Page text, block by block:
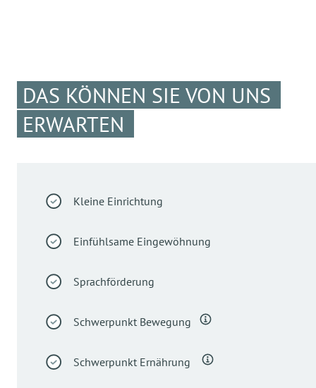
DAS KÖNNEN SIE VON UNS
ERWARTEN
Kleine Einrichtung
Einfühlsame Eingewöhnung
Sprachförderung
Schwerpunkt Bewegung
Schwerpunkt Ernährung